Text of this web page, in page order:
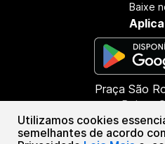
Utilizamos cookies
semelhantes de acordo
Praça São
Bairro:
CEP:
Presidente
Baixe